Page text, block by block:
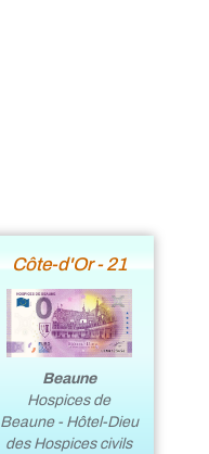
Côte-d'Or - 21
Beaune
Hospices de
Beaune - Hôtel-Dieu
des Hospices civils